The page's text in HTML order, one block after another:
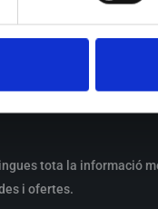
tota la informació
i ofertes.